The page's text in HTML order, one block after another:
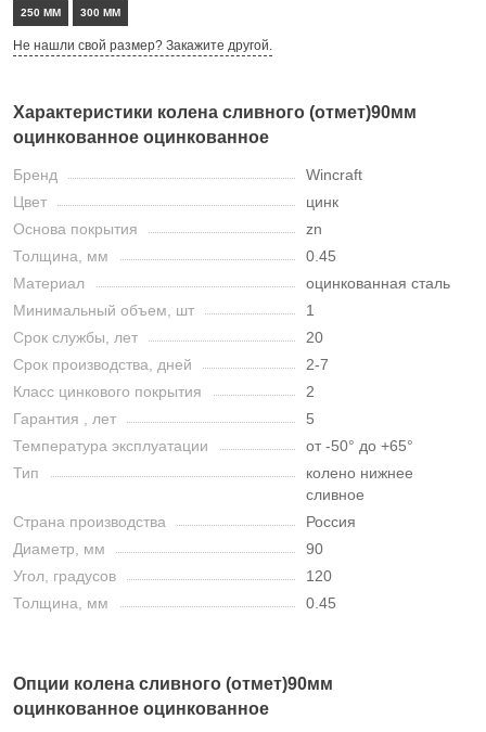
250 ММ 300 ММ
Не нашли свой размер? Закажите другой.
Характеристики колена сливного (отмет)90мм
оцинкованное оцинкованное
Бренд
Wincraft
Цвет
цинк
Основа покрытия
zn
Толщина, мм
0.45
Материал
оцинкованная сталь
Минимальный объем, шт
1
Срок службы, лет
20
Срок производства, дней
2-7
Класс цинкового покрытия
2
Гарантия , лет
5
Температура эксплуатации
от -50° до +65°
Тип
колено нижнее
сливное
Страна производства
Россия
Диаметр, мм
90
Угол, градусов
120
Толщина, мм
0.45
Опции колена сливного (отмет)90мм
оцинкованное оцинкованное